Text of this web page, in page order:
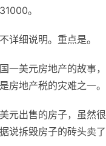
。
详细说明。重点是。
一美元房地产的故事
房地产税的灾难之一。
元出售的房子，虽然
说拆毁房子的砖头卖了